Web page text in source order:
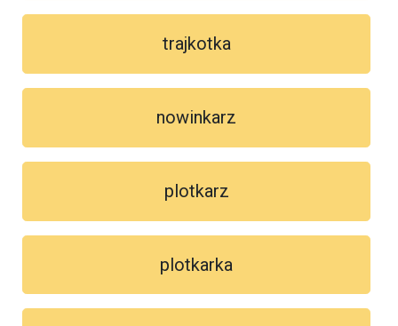
trajkotka
nowinkarz
plotkarz
plotkarka